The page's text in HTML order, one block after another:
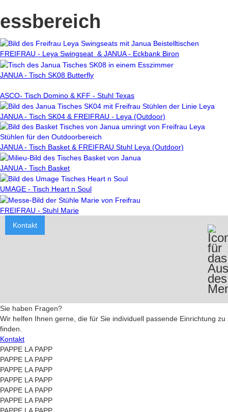
essbereich
FREIFRAU - Leya Swingseat & JANUA - Eckbank Biron
JANUA - Tisch SK08 Butterfly
ASCO- Tisch Domino & KFF - Stuhl Texas
JANUA - Tisch SK04 & FREIFRAU - Leya (Outdoor)
JANUA - Tisch Basket & FREIFRAU Stuhl Leya (Outdoor)
JANUA - Tisch Basket
UMAGE - Tisch Heart n Soul
FREIFRAU - Stuhl Marie
Kontakt
Sie haben Fragen?
Wir helfen Ihnen gerne, die für Sie individuell passende Einrichtung zu
finden.
Kontakt
PAPPE LA PAPP
PAPPE LA PAPP
PAPPE LA PAPP
PAPPE LA PAPP
PAPPE LA PAPP
PAPPE LA PAPP
PAPPE LA PAPP